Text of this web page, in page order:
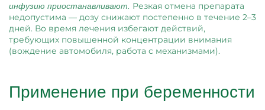
инфузию приостанавливают.
Резкая отмена препарата
недопустима — дозу снижают постепенно в течение 2–3
дней. Во время лечения избегают действий,
требующих повышенной концентрации внимания
(вождение автомобиля, работа с механизмами).
Применение при беременности